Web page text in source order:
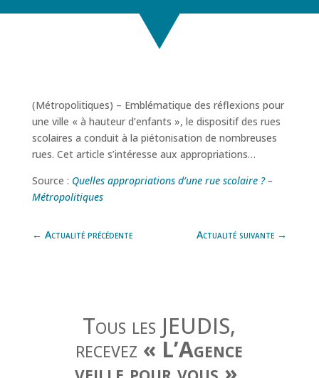
(Métropolitiques) – Emblématique des réflexions pour
une ville « à hauteur d’enfants », le dispositif des rues
scolaires a conduit à la piétonisation de nombreuses
rues. Cet article s’intéresse aux appropriations…
Source : Quelles appropriations d’une rue scolaire ? –
Métropolitiques
← Actualité précédente Actualité suivante →
Tous les JEUDIS,
recevez « L’Agence